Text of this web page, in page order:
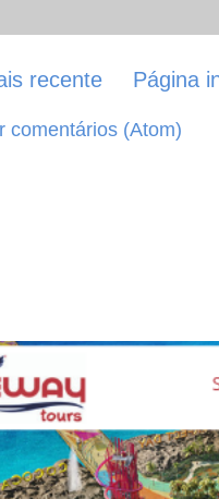
recente Página
comentários (Atom)